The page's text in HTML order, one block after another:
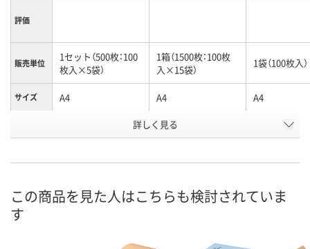
評価
販売単位
1セット（500枚：100
枚入×5袋）
1箱（1500枚：100枚
入×15袋）
1袋（100枚入）
サイズ A4 A4 A4
P687909 P683675
詳しく見る
この商品を見た人はこちらも検討されていま
す